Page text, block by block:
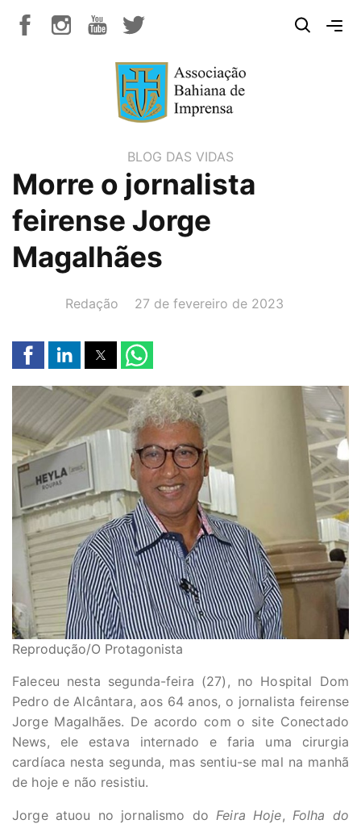
BLOG DAS VIDAS
Morre o jornalista
feirense Jorge
Magalhães
AUTOR(A):
Redação DATA:
27 de fevereiro de 2023
Reprodução/O Protagonista
Faleceu nesta segunda-feira (27), no Hospital Dom
Pedro de Alcântara, aos 64 anos, o jornalista feirense
Jorge Magalhães. De acordo com o site Conectado
News, ele estava internado e faria uma cirurgia
cardíaca nesta segunda, mas sentiu-se mal na manhã
de hoje e não resistiu.
Jorge atuou no jornalismo do Feira Hoje, Folha do